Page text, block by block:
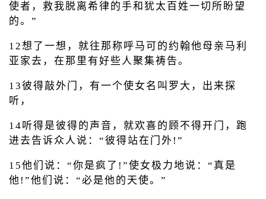
使者，救我脱离希律的手和犹太百姓一切所盼望
的。”
12想了一想，就往那称呼马可的约翰他母亲马利
亚家去，在那里有好些人聚集祷告。
13彼得敲外门，有一个使女名叫罗大，出来探
听，
14听得是彼得的声音，就欢喜的顾不得开门，跑
进去告诉众人说：“彼得站在门外!”
15他们说：“你是疯了!”使女极力地说：“真是
他!”他们说：“必是他的天使。”